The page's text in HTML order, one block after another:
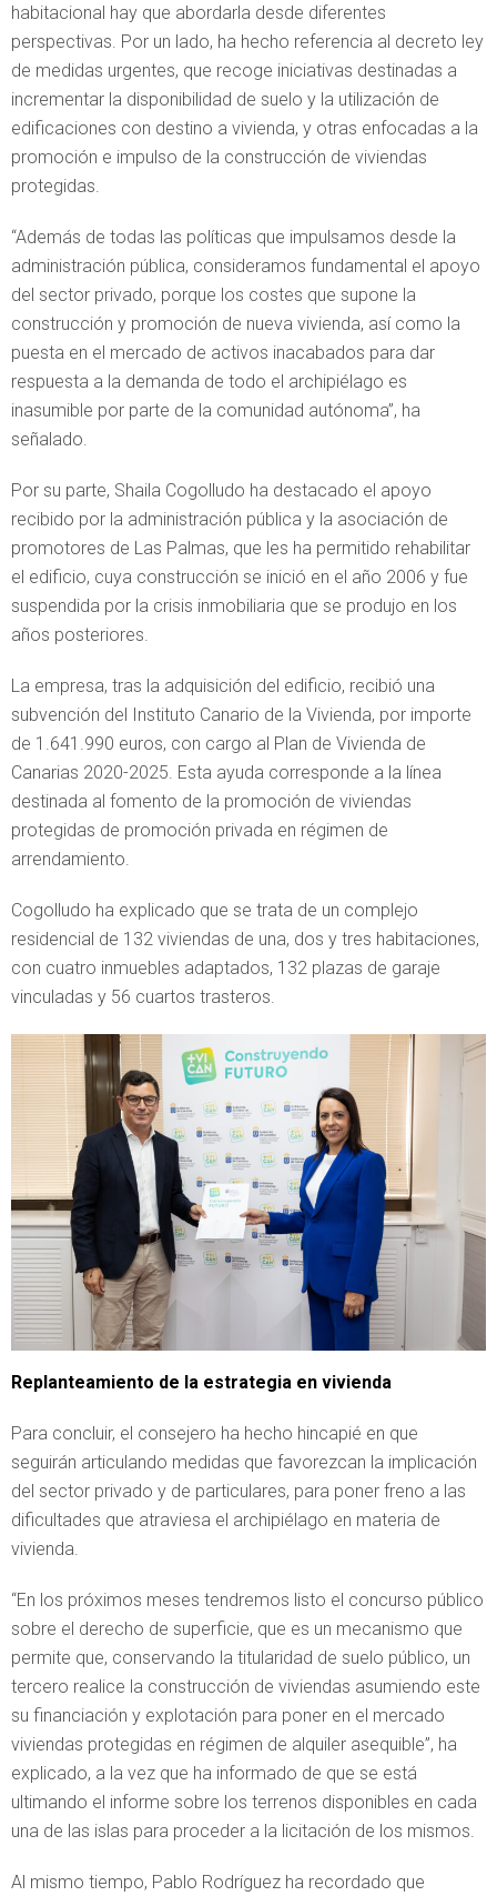
habitacional hay que abordarla desde diferentes
perspectivas. Por un lado, ha hecho referencia al decreto ley
de medidas urgentes, que recoge iniciativas destinadas a
incrementar la disponibilidad de suelo y la utilización de
edificaciones con destino a vivienda, y otras enfocadas a la
promoción e impulso de la construcción de viviendas
protegidas.
“Además de todas las políticas que impulsamos desde la
administración pública, consideramos fundamental el apoyo
del sector privado, porque los costes que supone la
construcción y promoción de nueva vivienda, así como la
puesta en el mercado de activos inacabados para dar
respuesta a la demanda de todo el archipiélago es
inasumible por parte de la comunidad autónoma”, ha
señalado.
Por su parte, Shaila Cogolludo ha destacado el apoyo
recibido por la administración pública y la asociación de
promotores de Las Palmas, que les ha permitido rehabilitar
el edificio, cuya construcción se inició en el año 2006 y fue
suspendida por la crisis inmobiliaria que se produjo en los
años posteriores.
La empresa, tras la adquisición del edificio, recibió una
subvención del Instituto Canario de la Vivienda, por importe
de 1.641.990 euros, con cargo al Plan de Vivienda de
Canarias 2020-2025. Esta ayuda corresponde a la línea
destinada al fomento de la promoción de viviendas
protegidas de promoción privada en régimen de
arrendamiento.
Cogolludo ha explicado que se trata de un complejo
residencial de 132 viviendas de una, dos y tres habitaciones,
con cuatro inmuebles adaptados, 132 plazas de garaje
vinculadas y 56 cuartos trasteros.
Replanteamiento de la estrategia en vivienda
Para concluir, el consejero ha hecho hincapié en que
seguirán articulando medidas que favorezcan la implicación
del sector privado y de particulares, para poner freno a las
dificultades que atraviesa el archipiélago en materia de
vivienda.
“En los próximos meses tendremos listo el concurso público
sobre el derecho de superficie, que es un mecanismo que
permite que, conservando la titularidad de suelo público, un
tercero realice la construcción de viviendas asumiendo este
su financiación y explotación para poner en el mercado
viviendas protegidas en régimen de alquiler asequible”, ha
explicado, a la vez que ha informado de que se está
ultimando el informe sobre los terrenos disponibles en cada
una de las islas para proceder a la licitación de los mismos.
Al mismo tiempo, Pablo Rodríguez ha recordado que